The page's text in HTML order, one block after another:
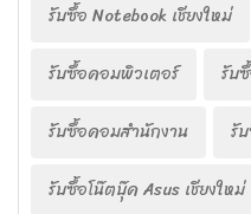
รับซื้อ Notebook เชียงใหม่
รับซื้อคอมพิวเตอร์
รับ
รับซื้อคอมสำนักงาน
รั
รับซื้อโน๊ตบุ๊ค Asus เชียงใหม่